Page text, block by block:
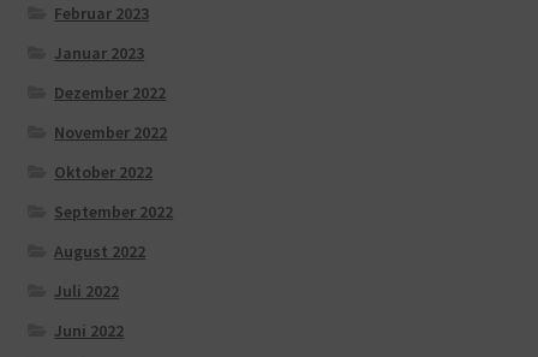
Februar 2023
Januar 2023
Dezember 2022
November 2022
Oktober 2022
September 2022
August 2022
Juli 2022
Juni 2022